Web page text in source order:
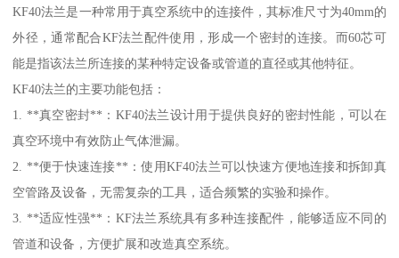
KF40法兰是一种常用于真空系统中的连接件，其标准尺寸为40mm的
外径，通常配合KF法兰配件使用，形成一个密封的连接。而60芯可
能是指该法兰所连接的某种特定设备或管道的直径或其他特征。
KF40法兰的主要功能包括：
1. **真空密封**：KF40法兰设计用于提供良好的密封性能，可以在
真空环境中有效防止气体泄漏。
2. **便于快速连接**：使用KF40法兰可以快速方便地连接和拆卸真
空管路及设备，无需复杂的工具，适合频繁的实验和操作。
3. **适应性强**：KF法兰系统具有多种连接配件，能够适应不同的
管道和设备，方便扩展和改造真空系统。